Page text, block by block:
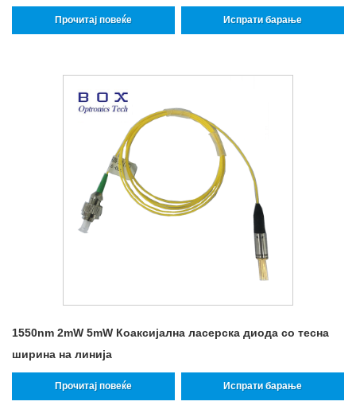
Прочитај повеќе Испрати барање
1550nm 2mW 5mW Коаксијална ласерска диода со тесна
ширина на линија
Прочитај повеќе Испрати барање